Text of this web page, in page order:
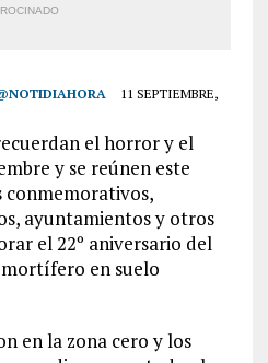
11 SEPTIEMBRE,
el horror y el
y se reúnen este
conmemorativos,
ayuntamientos y otros
el 22º aniversario del
en suelo
en la zona cero y los